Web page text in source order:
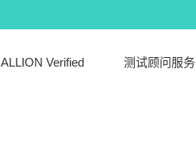
ALLION Verified 测试顾问服务